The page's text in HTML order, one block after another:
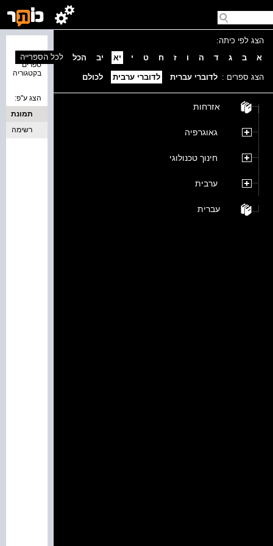
הצג לפי כיתה:
א
ב ג ד ה ו ז ח ט י יא יב הכל
הצג ספרים : לדוברי עברית לדוברי ערבית לכולם
אזרחות
גאוגרפיה
חינוך טכנולוגי
ערבית
עברית
ספרים
בקטגוריה
לכל הספרייה
הצג ע''פ:
תמונת
כריכה
רשימה